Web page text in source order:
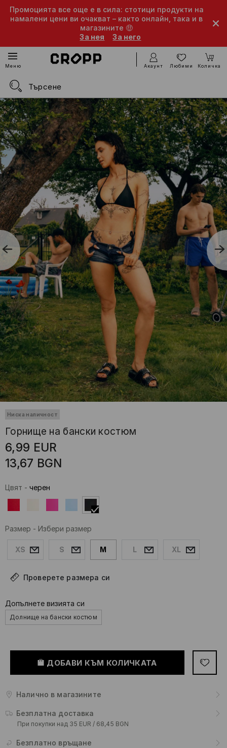
Промоцията все още е в сила: стотици продукти на
намалени цени ви очакват – както онлайн, така и в
магазините 🤑
За нея
За него
Меню Акаунт Любими Количка
Ниска наличност
Горнище на бански костюм
6,99 EUR
13,67 BGN
Цвят - черeн
Размер - Избери размер
XS S M L XL
Проверете размера си
Допълнете визията си
Долнище на бански костюм
ДОБАВИ КЪМ КОЛИЧКАТА
Налично в магазините
Безплатна доставка
При покупки над 35 EUR / 68,45 BGN
Безплатно връщане